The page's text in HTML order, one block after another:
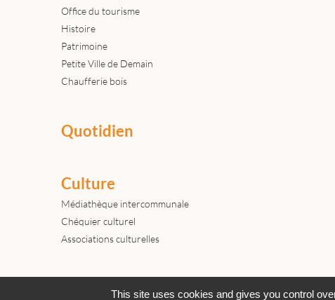
Office du tourisme
Histoire
Patrimoine
Petite Ville de Demain
Chaufferie bois
Quotidien
Culture
Médiathèque intercommunale
Chéquier culturel
Associations culturelles
Actualités Archives Agenda
This site uses cookies and gives you control